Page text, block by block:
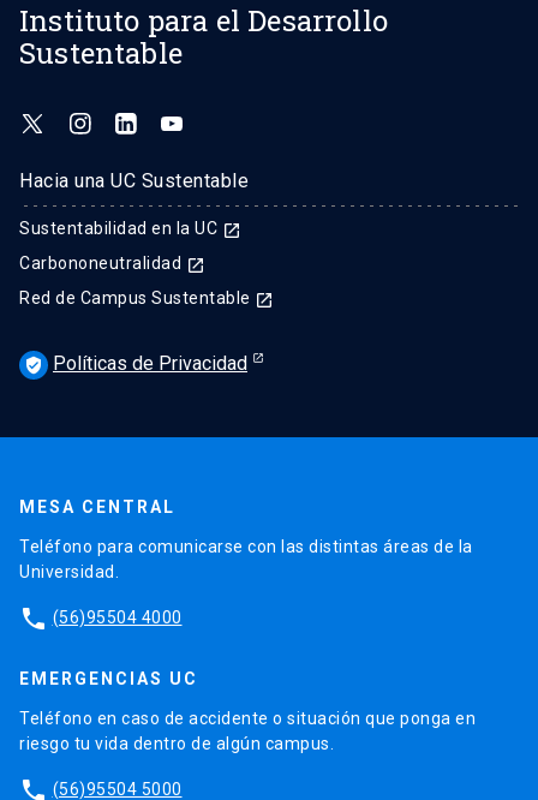
Instituto para el Desarrollo
Sustentable
Hacia una UC Sustentable
Sustentabilidad en la UC launch
Carbononeutralidad launch
Red de Campus Sustentable launch
verified_user Políticas de Privacidad
MESA CENTRAL
Teléfono para comunicarse con las distintas áreas de la
Universidad.
phone (56)95504 4000
EMERGENCIAS UC
Teléfono en caso de accidente o situación que ponga en
riesgo tu vida dentro de algún campus.
phone (56)95504 5000